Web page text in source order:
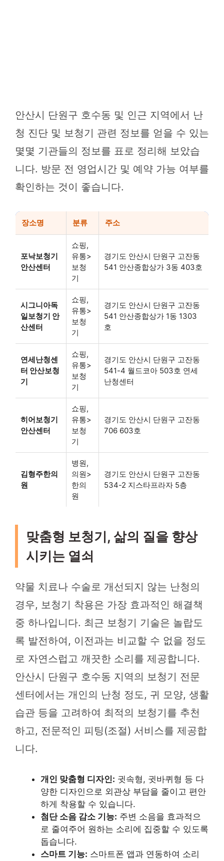
안산시 단원구 호수동 및 인근 지역에서 난
청 진단 및 보청기 관련 정보를 얻을 수 있는
몇몇 기관들의 정보를 표로 정리해 보았습
니다. 방문 전 영업시간 및 예약 가능 여부를
확인하는 것이 좋습니다.
장소명 분류 주소
포낙보청기
안산센터
쇼핑,
유통>
보청
기
경기도 안산시 단원구 고잔동
541 안산종합상가 3동 403호
시그니아독
일보청기 안
산센터
쇼핑,
유통>
보청
기
경기도 안산시 단원구 고잔동
541 안산종합상가 1동 1303
호
연세난청센
터 안산보청
기
쇼핑,
유통>
보청
기
경기도 안산시 단원구 고잔동
541-4 월드코아 503호 연세
난청센터
히어보청기
안산센터
쇼핑,
유통>
보청
기
경기도 안산시 단원구 고잔동
706 603호
김형주한의
원
병원,
의원>
한의
원
경기도 안산시 단원구 고잔동
534-2 지스타프라자 5층
맞춤형 보청기, 삶의 질을 향상
시키는 열쇠
약물 치료나 수술로 개선되지 않는 난청의
경우, 보청기 착용은 가장 효과적인 해결책
중 하나입니다. 최근 보청기 기술은 놀랍도
록 발전하여, 이전과는 비교할 수 없을 정도
로 자연스럽고 깨끗한 소리를 제공합니다.
안산시 단원구 호수동 지역의 보청기 전문
센터에서는 개인의 난청 정도, 귀 모양, 생활
습관 등을 고려하여 최적의 보청기를 추천
하고, 전문적인 피팅(조절) 서비스를 제공합
니다.
개인 맞춤형 디자인: 귓속형, 귓바퀴형 등 다
양한 디자인으로 외관상 부담을 줄이고 편안
하게 착용할 수 있습니다.
첨단 소음 감소 기능: 주변 소음을 효과적으
로 줄여주어 원하는 소리에 집중할 수 있도록
돕습니다.
스마트 기능: 스마트폰 앱과 연동하여 소리